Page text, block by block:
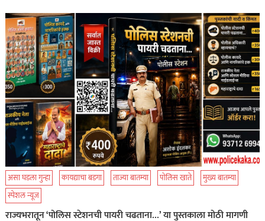
असा घडला गुन्हा कायद्याचा बडगा ताज्या बातम्या पोलिस खाते
मुख्य बातम्या
स्पेशल न्यूज
राज्यभरातून ‘पोलिस स्टेशनची पायरी चढताना…’ या पुस्तकाला मोठी मागणी